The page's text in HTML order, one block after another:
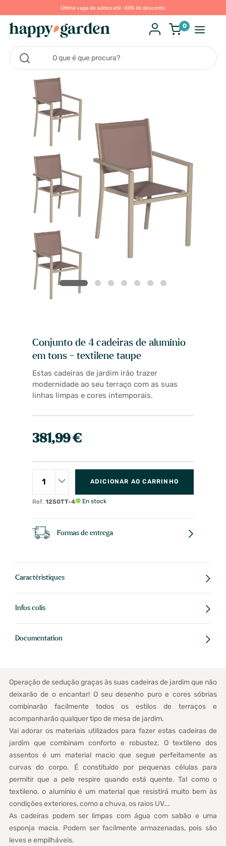
Última vaga de saldos até -50% de desconto
0
Conjunto de 4 cadeiras de alumínio
em tons - textilene taupe
Estas cadeiras de jardim irão trazer
modernidade ao seu terraço com as suas
linhas limpas e cores intemporais.
381,99 €
Ref. 1250TT-4
ADICIONAR AO CARRINHO
En stock
Formas de entrega
Caractéristiques
Infos colis
Documentation
Operação de sedução graças às suas cadeiras de jardim que não
deixarão de o encantar! O seu desenho puro e cores sóbrias
combinarão facilmente todos os estilos de terraços e
acompanharão qualquer tipo de mesa de jardim.
Vai adorar os materiais utilizados para fazer estas cadeiras de
jardim que combinam conforto e robustez. O textileno dos
assentos é um material macio que segue perfeitamente as
curvas do corpo. É constituído por pequenas células para
permitir que a pele respire quando está quente. Tal como o
textileno, o alumínio é um material que resistirá muito bem às
condições exteriores, como a chuva, os raios UV...
As cadeiras podem ser limpas com água com sabão e uma
esponja macia. Podem ser facilmente armazenadas, pois são
leves e empilháveis.